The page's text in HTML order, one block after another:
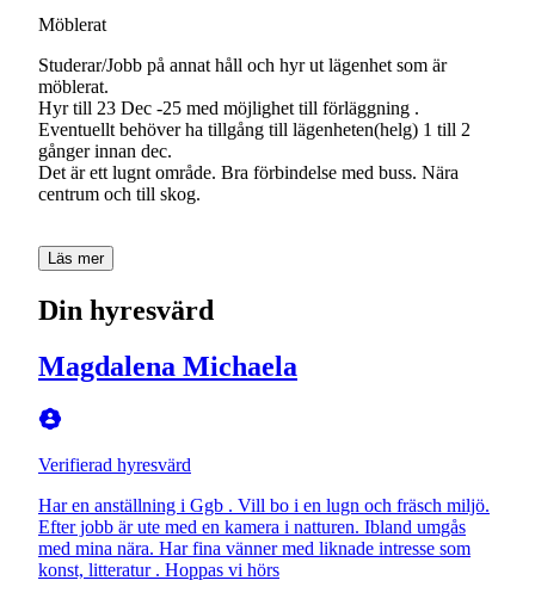
Möblerat
Studerar/Jobb på annat håll och hyr ut lägenhet som är
möblerat.
Hyr till 23 Dec -25 med möjlighet till förläggning .
Eventuellt behöver ha tillgång till lägenheten(helg) 1 till 2
gånger innan dec.
Det är ett lugnt område. Bra förbindelse med buss. Nära
centrum och till skog.
Läs mer
Din hyresvärd
Magdalena Michaela
Verifierad hyresvärd
Har en anställning i Ggb . Vill bo i en lugn och fräsch miljö.
Efter jobb är ute med en kamera i natturen. Ibland umgås
med mina nära. Har fina vänner med liknade intresse som
konst, litteratur . Hoppas vi hörs